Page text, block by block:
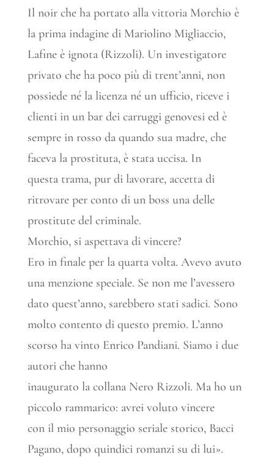
Il noir che ha portato alla vittoria Morchio è
la prima indagine di Mariolino Migliaccio,
Lafine è ignota (Rizzoli). Un investigatore
privato che ha poco più di trent’anni, non
possiede né la licenza né un ufficio, riceve i
clienti in un bar dei carruggi genovesi ed è
sempre in rosso da quando sua madre, che
faceva la prostituta, è stata uccisa. In
questa trama, pur di lavorare, accetta di
ritrovare per conto di un boss una delle
prostitute del criminale.
Morchio, si aspettava di vincere?
Ero in finale per la quarta volta. Avevo avuto
una menzione speciale. Se non me l’avessero
dato quest’anno, sarebbero stati sadici. Sono
molto contento di questo premio. L’anno
scorso ha vinto Enrico Pandiani. Siamo i due
autori che hanno
inaugurato la collana Nero Rizzoli. Ma ho un
piccolo rammarico: avrei voluto vincere
con il mio personaggio seriale storico, Bacci
Pagano, dopo quindici romanzi su di lui».